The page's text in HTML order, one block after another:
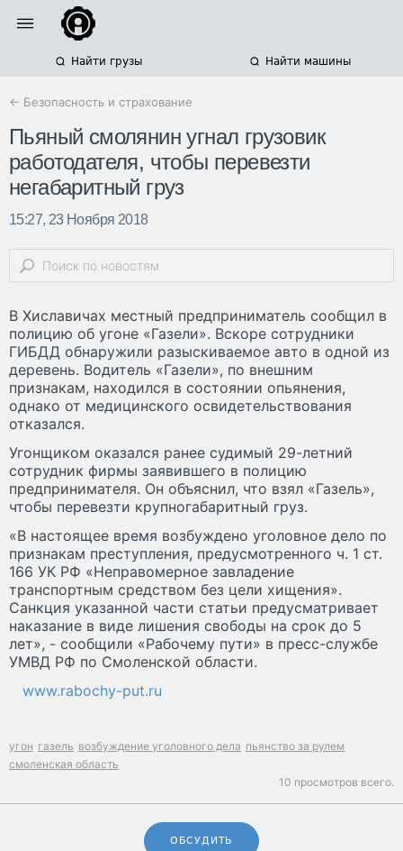
Найти грузы Найти машины
← Безопасность и страхование
Пьяный смолянин угнал грузовик
работодателя, чтобы перевезти
негабаритный груз
15:27, 23 Ноября 2018
В Хиславичах местный предприниматель сообщил в
полицию об угоне «Газели». Вскоре сотрудники
ГИБДД обнаружили разыскиваемое авто в одной из
деревень. Водитель «Газели», по внешним
признакам, находился в состоянии опьянения,
однако от медицинского освидетельствования
отказался.
Угонщиком оказался ранее судимый 29-летний
сотрудник фирмы заявившего в полицию
предпринимателя. Он объяснил, что взял «Газель»,
чтобы перевезти крупногабаритный груз.
«В настоящее время возбуждено уголовное дело по
признакам преступления, предусмотренного ч. 1 ст.
166 УК РФ «Неправомерное завладение
транспортным средством без цели хищения».
Санкция указанной части статьи предусматривает
наказание в виде лишения свободы на срок до 5
лет», - сообщили «Рабочему пути» в пресс-службе
УМВД РФ по Смоленской области.
www.rabochy-put.ru
угон газель возбуждение уголовного дела пьянство за рулем
смоленская область
10 просмотров всего.
ОБСУДИТЬ